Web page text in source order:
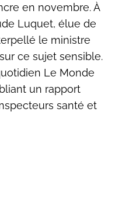
en novembre. À
Luquet, élue de
le ministre
ce sujet sensible.
Le Monde
un rapport
santé et